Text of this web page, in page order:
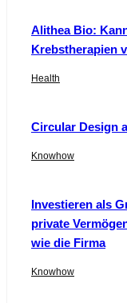
Alithea Bio:
Krebstherapien
Health
Circular Design
Knowhow
Investieren als
private
wie die Firma
Knowhow